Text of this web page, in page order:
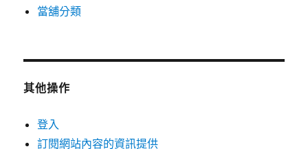
當舖分類
其他操作
登入
訂閱網站內容的資訊提供